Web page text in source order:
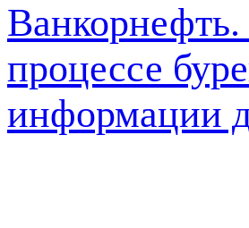
процессе
информации